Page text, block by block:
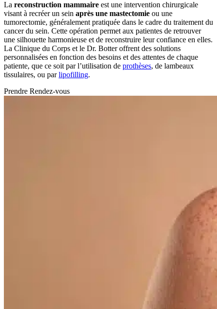
La reconstruction mammaire est une intervention chirurgicale
visant à recréer un sein après une mastectomie ou une
tumorectomie, généralement pratiquée dans le cadre du traitement du
cancer du sein. Cette opération permet aux patientes de retrouver
une silhouette harmonieuse et de reconstruire leur confiance en elles.
La Clinique du Corps et le Dr. Botter offrent des solutions
personnalisées en fonction des besoins et des attentes de chaque
patiente, que ce soit par l’utilisation de prothèses, de lambeaux
tissulaires, ou parlipofilling.
Prendre Rendez-vous